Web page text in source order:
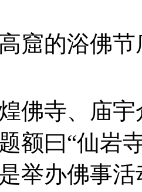
窟的浴佛节
寺、庙宇
额曰“仙岩
举办佛事